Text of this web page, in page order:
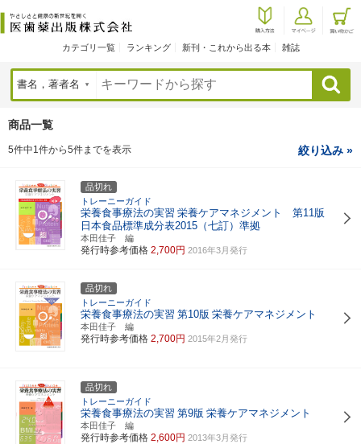
カテゴリ一覧 ランキング 新刊・これから出る本 雑誌
検索
商品一覧
5件中1件から5件までを表示 絞り込み »
品切れ
トレーニーガイド
栄養食事療法の実習 栄養ケアマネジメント 第11版
日本食品標準成分表2015（七訂）準拠
本田佳子 編
発行時参考価格 2,700円 2016年3月発行
品切れ
トレーニーガイド
栄養食事療法の実習 第10版 栄養ケアマネジメント
本田佳子 編
発行時参考価格 2,700円 2015年2月発行
品切れ
トレーニーガイド
栄養食事療法の実習 第9版 栄養ケアマネジメント
本田佳子 編
発行時参考価格 2,600円 2013年3月発行